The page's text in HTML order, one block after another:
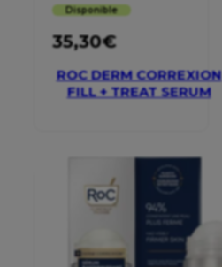
Disponible
35,30€
ROC DERM CORREXION
FILL + TREAT SERUM